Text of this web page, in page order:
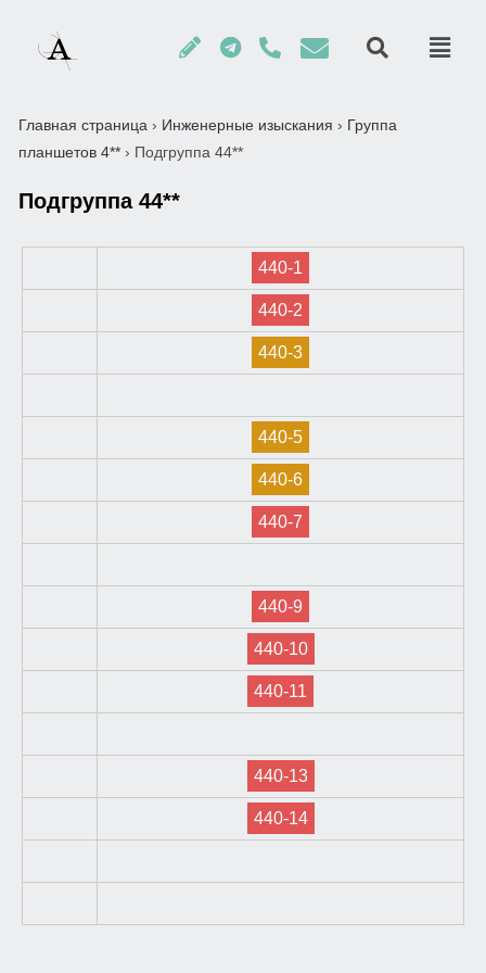
Главная страница › Инженерные изыскания › Группа
планшетов 4** › Подгруппа 44**
Подгруппа 44**
440-1
440-2
440-3
440-5
440-6
440-7
440-9
440-10
440-11
440-13
440-14